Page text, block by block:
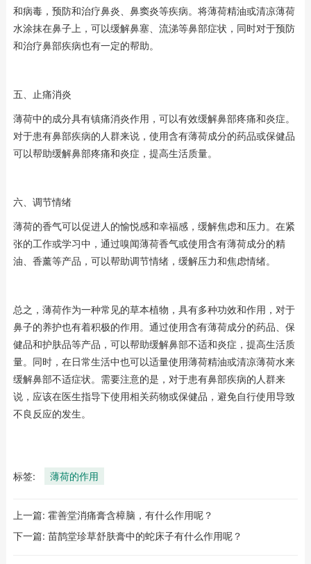
和病毒，预防和治疗鼻炎、鼻窦炎等疾病。将薄荷精油或清凉薄荷
水涂抹在鼻子上，可以缓解鼻塞、流涕等鼻部症状，同时对于预防
和治疗鼻部疾病也有一定的帮助。
五、止痛消炎
薄荷中的成分具有镇痛消炎作用，可以有效缓解鼻部疼痛和炎症。
对于患有鼻部疾病的人群来说，使用含有薄荷成分的药品或保健品
可以帮助缓解鼻部疼痛和炎症，提高生活质量。
六、调节情绪
薄荷的香气可以促进人的愉悦感和幸福感，缓解焦虑和压力。在紧
张的工作或学习中，通过嗅闻薄荷香气或使用含有薄荷成分的精
油、香薰等产品，可以帮助调节情绪，缓解压力和焦虑情绪。
总之，薄荷作为一种常见的草本植物，具有多种功效和作用，对于
鼻子的养护也有着积极的作用。通过使用含有薄荷成分的药品、保
健品和护肤品等产品，可以帮助缓解鼻部不适和炎症，提高生活质
量。同时，在日常生活中也可以适量使用薄荷精油或清凉薄荷水来
缓解鼻部不适症状。需要注意的是，对于患有鼻部疾病的人群来
说，应该在医生指导下使用相关药物或保健品，避免自行使用导致
不良反应的发生。
标签: 薄荷的作用
上一篇: 霍善堂消痛膏含樟脑，有什么作用呢？
下一篇: 苗鹊堂珍草舒肤膏中的蛇床子有什么作用呢？